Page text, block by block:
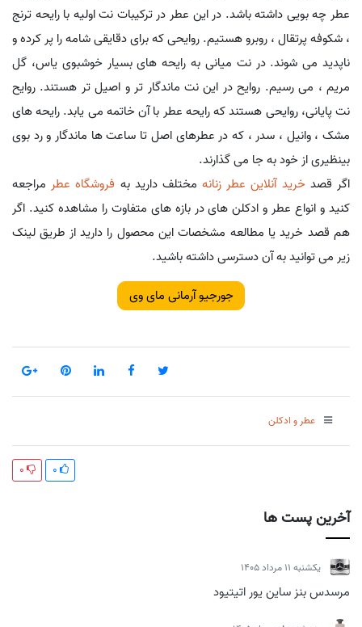
آخرین پست ها
يكشنبه 11 مرداد 1405
مرسدس بنز ساین یور اتیتیود
عطر چه بویی داشته باشد. در این عطر در ترکیبات نت اولیه با رایحه ترنج
، شکوفه پرتقال ، روبرو هستیم. روایحی که برای دقایقی شامه را پر کرده و
ناپدید می شوند. در نت میانی به رایحه های بسیار خوشبوی یاس، گل
مریم ، می رسیم. روایح در این نت ماندگار تر و اصیل تر هستند. روایح
نت پایانی، روایحی هستند که رایحه عطر با آن خاتمه می یابد. رایحه های
مشک ، وانیل ، سدر ، که در عطرهای اصل تا ساعت ها ماندگار و رد بوی
بینظیری از خود به جا می گذارند.
اگر قصدخرید آنلاین عطر زنانهمختلف دارید به فروشگاه عطر مراجعه
کنید و انواع عطر و ادکلن های در بازه های متفاوت را مشاهده کنید. اگر
هم قصد خرید یا مطالعه مشخصات این محصول را دارید از طریق لینک
زیر می توانید به آن دسترسی داشته باشید.
جورجیو آرمانی مای وی
عطر و ادکلن